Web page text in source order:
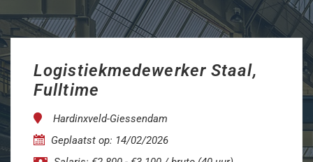
Logistiekmedewerker Staal,
Fulltime
Hardinxveld-Giessendam
Geplaatst op: 14/02/2026